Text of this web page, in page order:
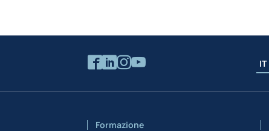
IT
Formazione